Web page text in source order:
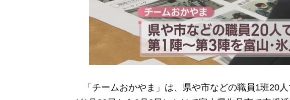
「チームおかやま」は、県や市などの職員1班20